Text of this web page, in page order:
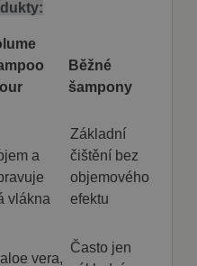
Běžné
šampony
a
vlákna
Základní
čištění bez
objemového
efektu
vera,
Často jen
10 dní
Tento
sledování
počtu
/
1 rok
Tento soubor
cookie
Popis
10 dní
Tento soubor
cookie ukládá
poskytl osobní
zážitek